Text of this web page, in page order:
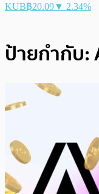
KUB฿20.09▼ 2.34%
ป้ายกำกับ: